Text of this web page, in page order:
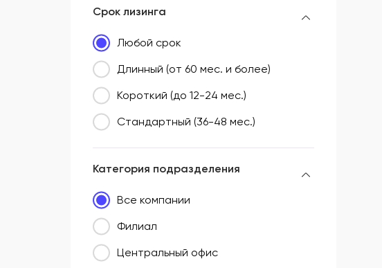
Срок лизинга
Любой срок
Длинный (от 60 мес. и более)
Короткий (до 12-24 мес.)
Стандартный (36-48 мес.)
Категория подразделения
Все компании
Филиал
Центральный офис